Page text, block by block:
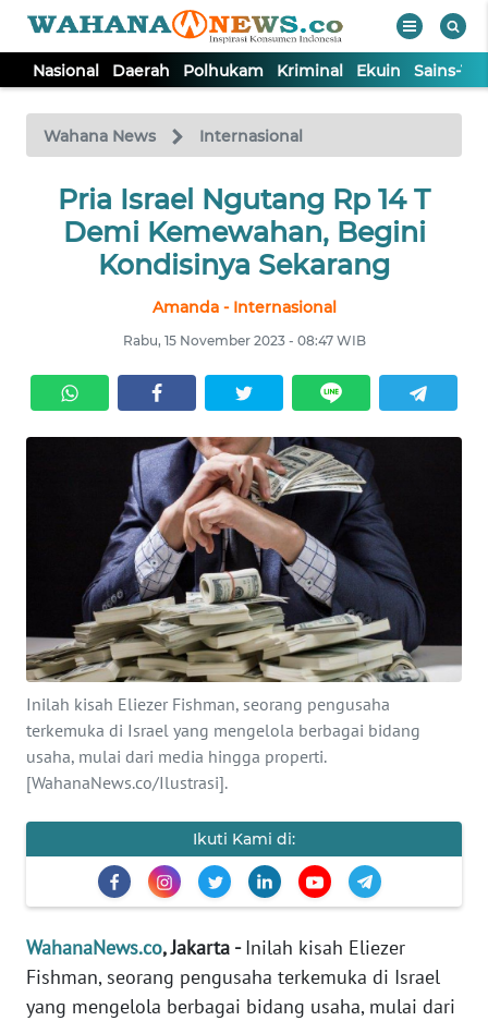
Nasional Daerah Polhukam Kriminal Ekuin Sains-
Wahana News Internasional
Pria Israel Ngutang Rp 14 T
Demi Kemewahan, Begini
Kondisinya Sekarang
Amanda - Internasional
Rabu, 15 November 2023 - 08:47 WIB
Inilah kisah Eliezer Fishman, seorang pengusaha
terkemuka di Israel yang mengelola berbagai bidang
usaha, mulai dari media hingga properti.
[WahanaNews.co/Ilustrasi].
Ikuti Kami di:
WahanaNews.co, Jakarta -Inilah kisah Eliezer
Fishman, seorang pengusaha terkemuka di Israel
yang mengelola berbagai bidang usaha, mulai dari
TV
Tutup
NASIONAL
KRIMINAL
EKUIN
SAINS-TEKNO
KESEHATAN
INTERNASIONAL
SERBA-SERBI
PENDIDIKAN
Informasi